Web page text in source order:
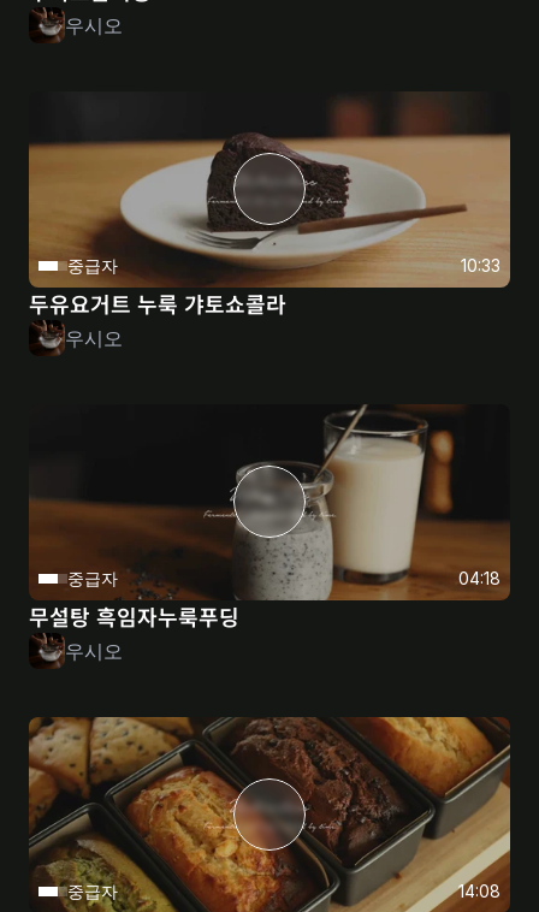
우시오
10:33
중급자
두유요거트 누룩 갸토쇼콜라
우시오
04:18
중급자
무설탕 흑임자누룩푸딩
우시오
14:08
중급자